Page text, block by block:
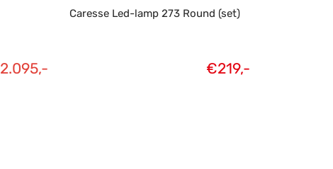
2.095,-
Caresse Led-lamp 273 Round (set)
€219,-